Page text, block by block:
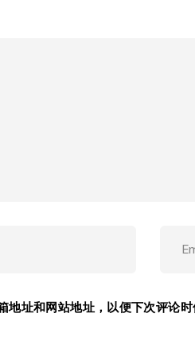
地址和网站地址，以便下次评论